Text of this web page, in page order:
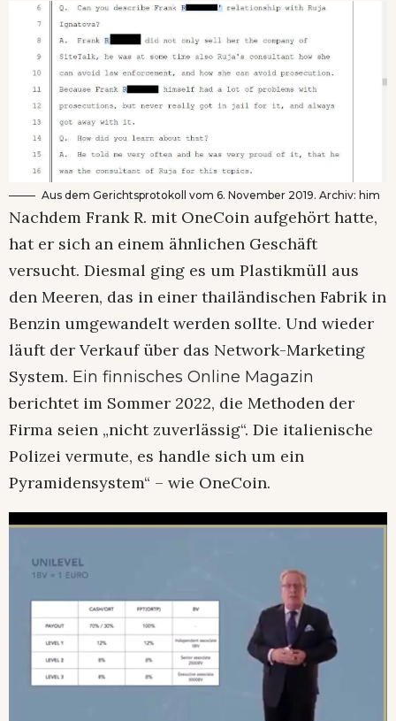
Aus dem Gerichtsprotokoll vom 6. November 2019. Archiv: him
Nachdem Frank R. mit OneCoin aufgehört hatte,
hat er sich an einem ähnlichen Geschäft
versucht. Diesmal ging es um Plastikmüll aus
den Meeren, das in einer thailändischen Fabrik in
Benzin umgewandelt werden sollte. Und wieder
läuft der Verkauf über das Network-Marketing
System. Ein finnisches Online Magazin
berichtet im Sommer 2022, die Methoden der
Firma seien „nicht zuverlässig“. Die italienische
Polizei vermute, es handle sich um ein
Pyramidensystem“ – wie OneCoin.